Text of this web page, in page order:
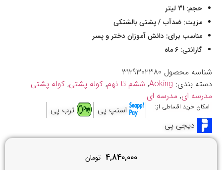
حجم: 31 لیتر
مزیت: ضدآب / پشتی بالشتکی
مناسب برای: دانش آموزان دختر و پسر
گارانتی: 6 ماه
شناسه محصول 3129302380
دسته بندی: Aoking
, ششم تا نهم, کوله پشتی, کوله پشتی
مدرسه ای, مدرسه ای
امکان خرید اقساطی از: اسنپ پی
ترب پی
دیجی پی
4,840,000 تومان